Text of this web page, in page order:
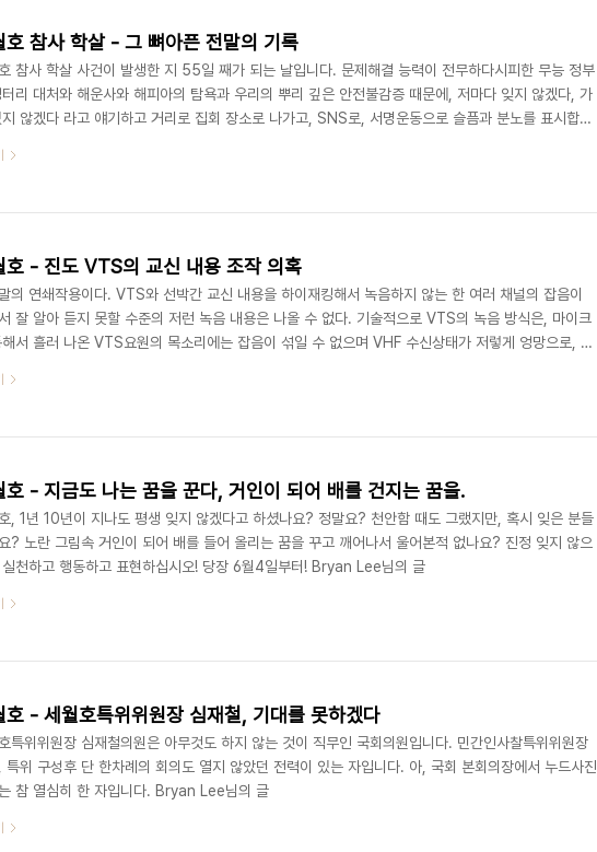
호 참사 학살 - 그 뼈아픈 전말의 기록
참사 학살 사건이 발생한 지 55일 째가 되는 날입니다. 문제해결 능력이 전무하다시피한 무능 정부
리 대처와 해운사와 해피아의 탐욕과 우리의 뿌리 깊은 안전불감증 때문에, 저마다 잊지 않겠다, 가
않겠다 라고 얘기하고 거리로 집회 장소로 나가고, SNS로, 서명운동으로 슬픔과 분노를 표시합니
심을 짚어내고 문제 해결의 실마리를 찾아나갈 수 있는 '골든타임'을 놓쳐버릴 지도 모른다는 생각에,
사건의 근원부터 결과까지의 전체를 보지 않으면, 핵심 문제점은 묻히고 ..
호 - 진도 VTS의 교신 내용 조작 의혹
의 연쇄작용이다. VTS와 선박간 교신 내용을 하이재킹해서 녹음하지 않는 한 여러 채널의 잡음이
잘 알아 듣지 못할 수준의 저런 녹음 내용은 나올 수 없다. 기술적으로 VTS의 녹음 방식은, 마이크
해서 흘러 나온 VTS요원의 목소리에는 잡음이 섞일 수 없으며 VHF 수신상태가 저렇게 엉망으로, 마
방 탄로날 거짓말. Bryan Lee님의 글
호 - 지금도 나는 꿈을 꾼다, 거인이 되어 배를 건지는 꿈을.
, 1년 10년이 지나도 평생 잊지 않겠다고 하셨나요? 정말요? 천안함 때도 그랬지만, 혹시 잊은 분들
? 노란 그림속 거인이 되어 배를 들어 올리는 꿈을 꾸고 깨어나서 울어본적 없나요? 진정 잊지 않으
실천하고 행동하고 표현하십시오! 당장 6월4일부터! Bryan Lee님의 글
호 - 세월호특위위원장 심재철, 기대를 못하겠다
특위위원장 심재철의원은 아무것도 하지 않는 것이 직무인 국회의원입니다. 민간인사찰특위위원장
특위 구성후 단 한차례의 회의도 열지 않았던 전력이 있는 자입니다. 아, 국회 본회의장에서 누드사진
참 열심히 한 자입니다. Bryan Lee님의 글